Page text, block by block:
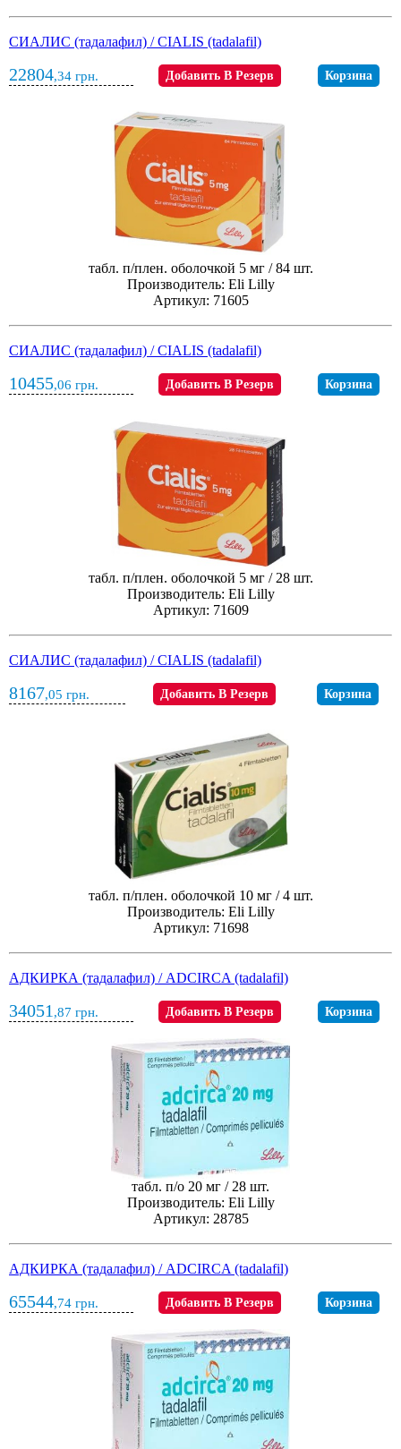
СИАЛИС (тадалафил) / CIALIS (tadalafil)
22804,34 грн. Добавить В Резерв Корзина
табл. п/плен. оболочкой 5 мг / 84 шт.
Производитель: Eli Lilly
Артикул: 71605
СИАЛИС (тадалафил) / CIALIS (tadalafil)
10455,06 грн. Добавить В Резерв Корзина
табл. п/плен. оболочкой 5 мг / 28 шт.
Производитель: Eli Lilly
Артикул: 71609
СИАЛИС (тадалафил) / CIALIS (tadalafil)
8167,05 грн. Добавить В Резерв Корзина
табл. п/плен. оболочкой 10 мг / 4 шт.
Производитель: Eli Lilly
Артикул: 71698
АДКИРКА (тадалафил) / ADCIRCA (tadalafil)
34051 ,87 грн. Добавить В Резерв Корзина
табл. п/о 20 мг / 28 шт.
Производитель: Eli Lilly
Артикул: 28785
АДКИРКА (тадалафил) / ADCIRCA (tadalafil)
65544,74 грн. Добавить В Резерв Корзина